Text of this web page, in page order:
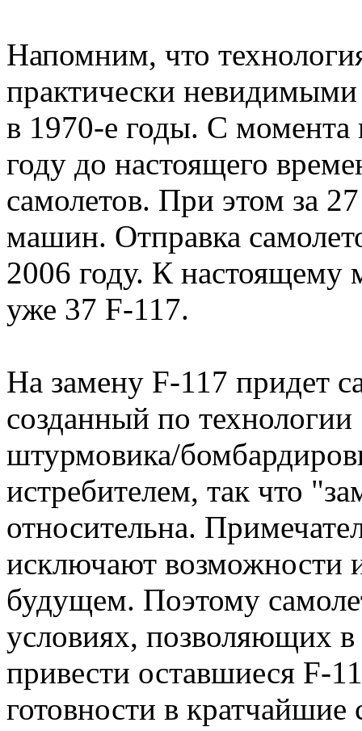
Напомним, что
практически
в 1970-е годы. С момента
году до настоящего
самолетов. При этом за
машин. Отправка
2006 году. К настоящему
уже 37 F-117.
На замену F-117 придет
созданный по
штурмовика/
истребителем, так что
относительна.
исключают возможности
будущем. Поэтому
условиях, позволяющих
привести оставшиеся F-
готовности в кратчайшие